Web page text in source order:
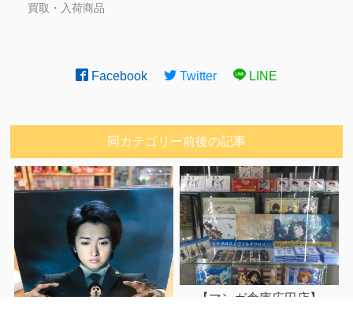
買取・入荷商品
Facebook Twitter LINE
同カテゴリー前後の記事
【マンガ倉庫広田店】